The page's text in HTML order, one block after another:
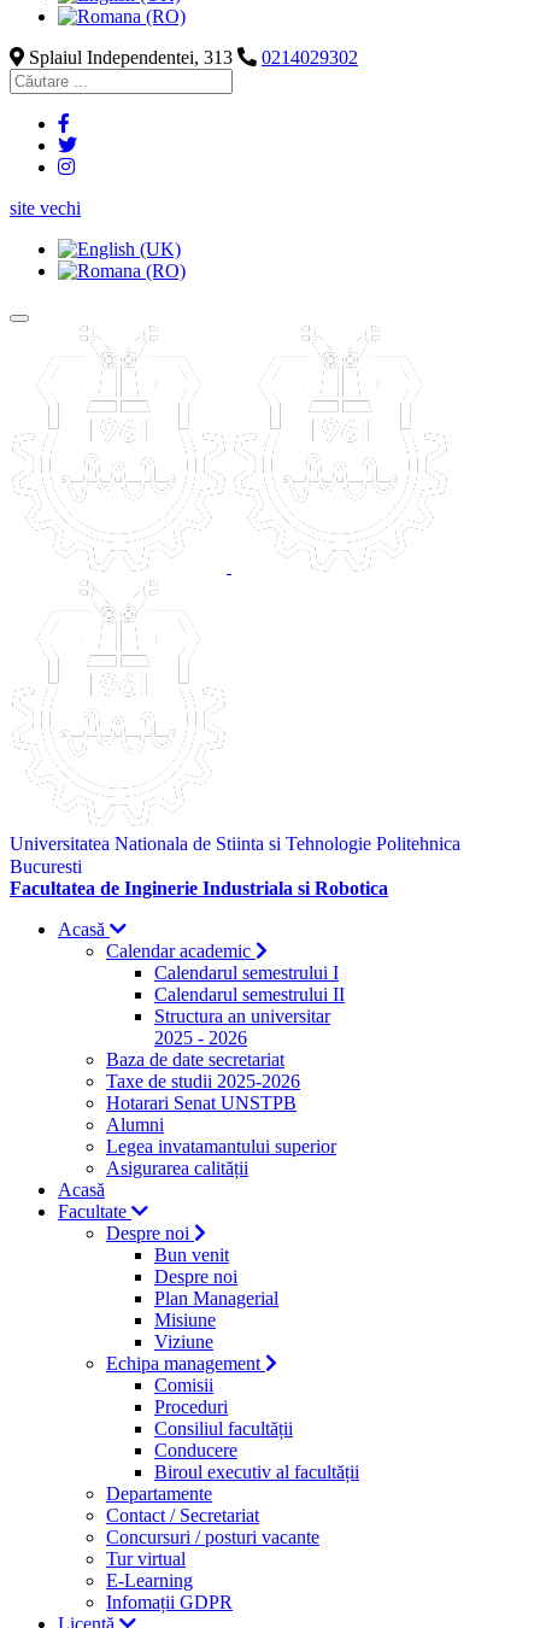
Splaiul Independentei, 313 0214029302
site vechi
Universitatea Nationala de Stiinta si Tehnologie Politehnica
Bucuresti
Facultatea de Inginerie Industriala si Robotica
Acasă
Calendar academic
Calendarul semestrului I
Calendarul semestrului II
Structura an universitar
2025 - 2026
Baza de date secretariat
Taxe de studii 2025-2026
Hotarari Senat UNSTPB
Alumni
Legea invatamantului superior
Asigurarea calității
Acasă
Facultate
Despre noi
Bun venit
Despre noi
Plan Managerial
Misiune
Viziune
Echipa management
Comisii
Proceduri
Consiliul facultății
Conducere
Biroul executiv al facultății
Departamente
Contact / Secretariat
Concursuri / posturi vacante
Tur virtual
E-Learning
Infomații GDPR
Licență